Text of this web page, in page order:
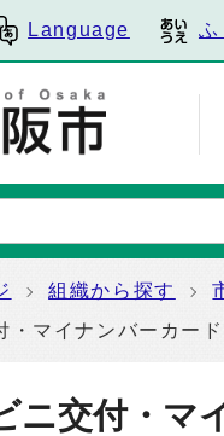
Language ふ
組織から探す
・マイナンバーカー
ニ交付・マ